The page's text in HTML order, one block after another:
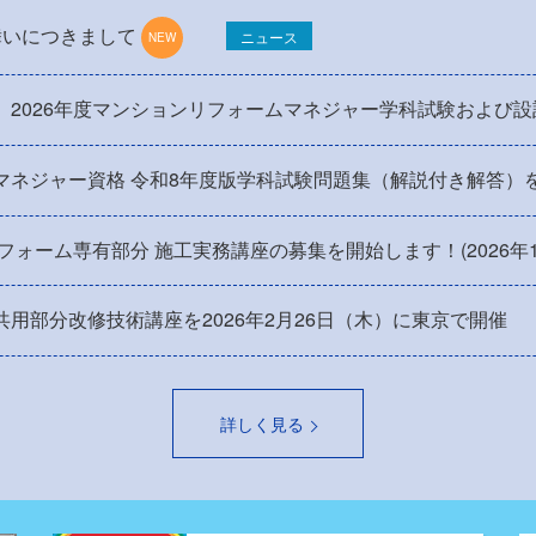
につきまして ニュース
2026年度マンションリフォームマネジャー学科試験および
ネジャー資格 令和8年度版学科試験問題集（解説付き解答）
ォーム専有部分 施工実務講座の募集を開始します！(2026
用部分改修技術講座を2026年2月26日（木）に東京で開催
詳しく見る